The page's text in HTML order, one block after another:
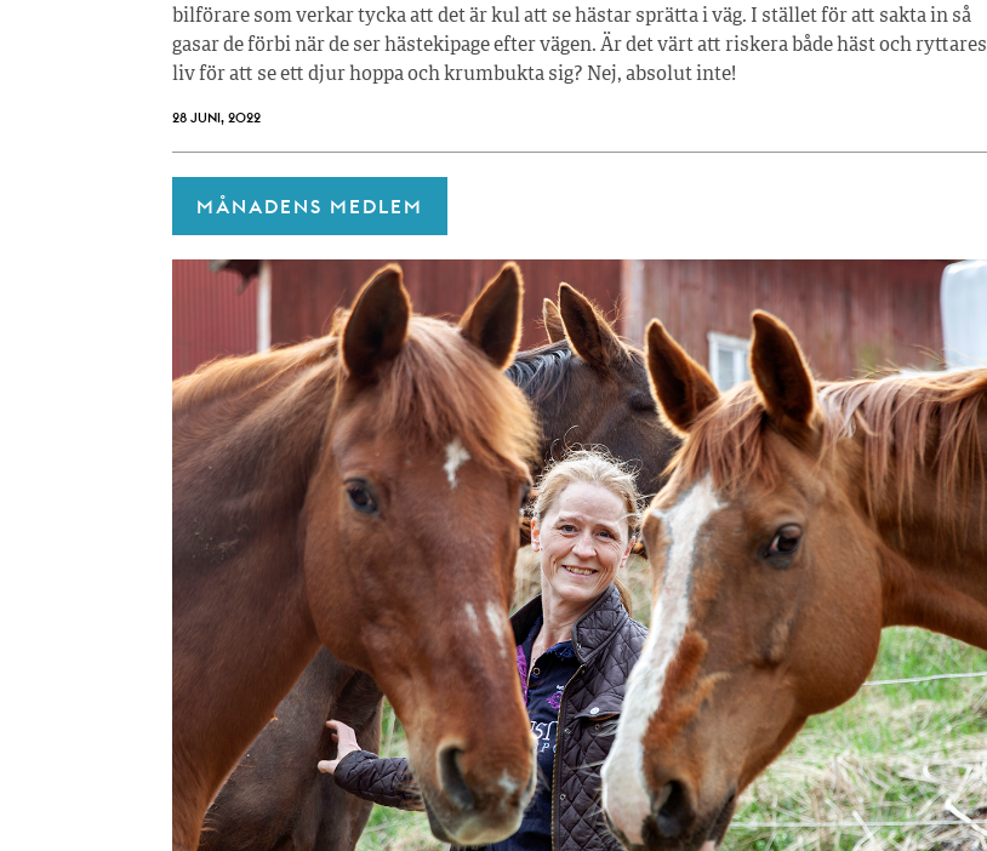
bilförare som verkar tycka att det är kul att se hästar sprätta i väg. I stället för att sakta in så
gasar de förbi när de ser hästekipage efter vägen. Är det värt att riskera både häst och ryttares
liv för att se ett djur hoppa och krumbukta sig? Nej, absolut inte!
28 JUNI, 2022
MÅNADENS MEDLEM